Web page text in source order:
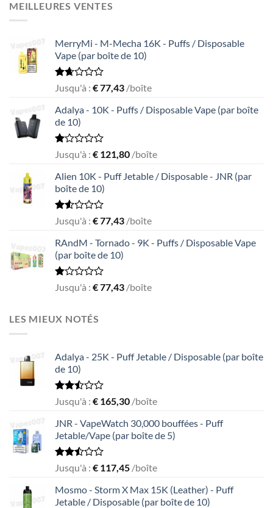
5
MEILLEURES VENTES
MerryMi - M-Mecha 16K - Puffs / Disposable
Vape (par boîte de 10)
Rated
out
of
5
Jusqu'à : €77,43 /boîte
Adalya - 10K - Puffs / Disposable Vape (par boîte
de 10)
Rated
out
of
5
Jusqu'à : € 121,80 /boîte
Alien 10K - Puff Jetable / Disposable - JNR (par
boîte de 10)
Rated
out
of
5
Jusqu'à : €77,43 /boîte
RAndM - Tornado - 9K - Puffs / Disposable Vape
(par boîte de 10)
Rated
of
5
Jusqu'à : €77,43 /boîte
LES MIEUX NOTÉS
Adalya - 25K - Puff Jetable / Disposable (par boîte
de 10)
Rated
out
of 5
Jusqu'à : € 165,30 /boîte
JNR - VapeWatch 30,000 bouffées - Puff
Jetable/Vape (par boîte de 5)
Rated
out
of 5
Jusqu'à : € 117,45 /boîte
Mosmo - Storm X Max 15K (Leather) - Puff
Jetable / Disposable (par boîte de 10)